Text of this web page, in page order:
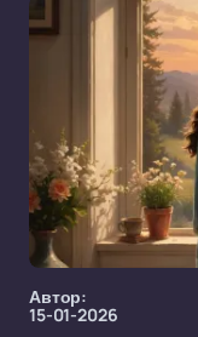
Автор:
15-01-2026